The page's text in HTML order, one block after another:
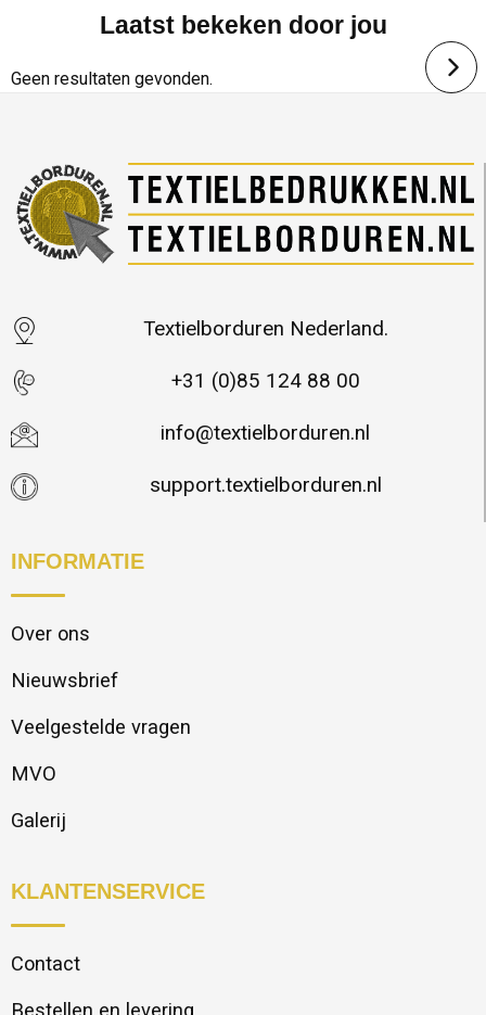
Minimale afname: 500
Laatst bekeken door jou
Geen resultaten gevonden.
Textielborduren Nederland.
+31 (0)85 124 88 00
info@textielborduren.nl
support.textielborduren.nl
INFORMATIE
Over ons
Nieuwsbrief
Veelgestelde vragen
MVO
Galerij
KLANTENSERVICE
Contact
Bestellen en levering